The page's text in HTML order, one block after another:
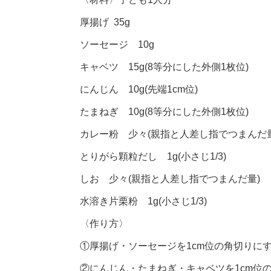
厚揚げ 35g
ソーセージ 10g
キャベツ 15g(8等分にした外側1枚位)
にんじん 10g(先端1cm位)
たまねぎ 10g(8等分にした外側1枚位)
カレー粉 少々(親指と人差し指でつまんだ
とりがら顆粒だし 1g(小さじ1/3)
しお 少々(親指と人差し指でつまんだ量)
水溶き片栗粉 1g(小さじ1/3)
〈作り方〉
①厚揚げ・ソーセージを1cm位の角切りにす
②にんじん・たまねぎ・キャベツを1cm位の